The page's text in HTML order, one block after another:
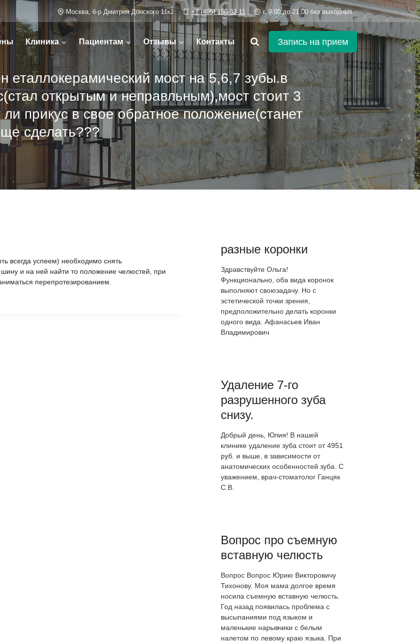
Москва, б-р Дмитрия Донского 11к2 +7 (495) 150-33-11 c 9:00 до 21:00 без выходных
Клиника Пациентам Отзывы Контакты Запись на прием
еталлокерамический мост на 5,6,7 зубы.в
открытым и неправльным),мост стоит 3
прикус в свое обратное положение(станет
сделать???
всегда успеем) необходимо снять
шину и на ней найти то положение челюстей, при
перепротезированием.
разные коронки
Здравствуйте Ольга!
Функционально, оба вида коронок
выполняют своюзадачу. Но с
эстетической точки зрения,
предположительно делать коронки
одного вида. Афанасьев Иван
Владимирович
Удаление 7-го
разрушенного зуба
снизу.
Добрый день, Юлия! В нашей
клинике удаление зуба стоит от 4951
руб. и выше, в зависимости от
анатомических особенностей зуба. С
уважением, врач-стоматолог Ганцяк
С.В.
Вопрос про съемную
вставную челюсть
Вопрос Вопрос Юрию Викторовичу
Тихонову. Моя мама долгое время
носила съемную вставную челюсть.
Год назад появилась проблема с
высыпаниями под языком и
маленькие нарывчики с белым
налетом по левому краю языка. При